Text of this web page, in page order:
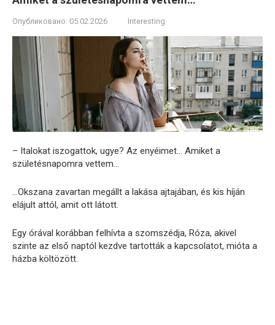
Опубликовано: 05.02.2026 Interesting
– Italokat iszogattok, ugye? Az enyéimet… Amiket a
születésnapomra vettem…
…Okszana zavartan megállt a lakása ajtajában, és kis híján
elájult attól, amit ott látott.
Egy órával korábban felhívta a szomszédja, Róza, akivel
szinte az első naptól kezdve tartották a kapcsolatot, mióta a
házba költözött.